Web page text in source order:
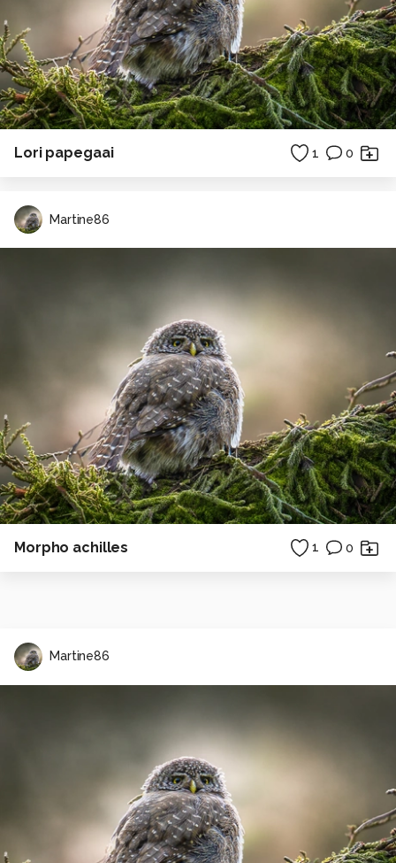
Lori papegaai 1 0
Martine86
Morpho achilles 1 0
Martine86